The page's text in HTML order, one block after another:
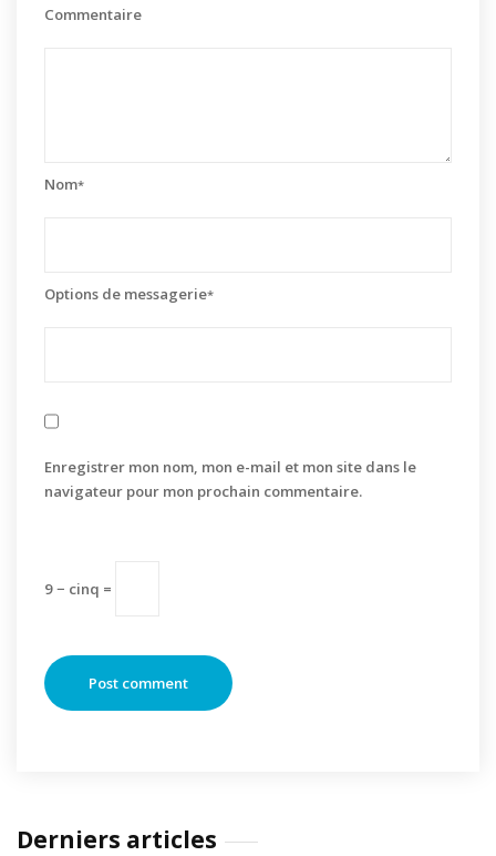
Commentaire
Nom*
Options de messagerie*
Enregistrer mon nom, mon e-mail et mon site dans le
navigateur pour mon prochain commentaire.
9 − cinq =
Derniers articles